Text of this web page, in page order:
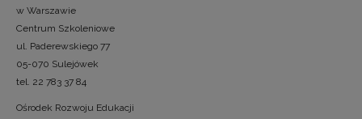
w Warszawie
Centrum Szkoleniowe
ul. Paderewskiego 77
05-070 Sulejówek
tel. 22 783 37 84
Ośrodek Rozwoju Edukacji